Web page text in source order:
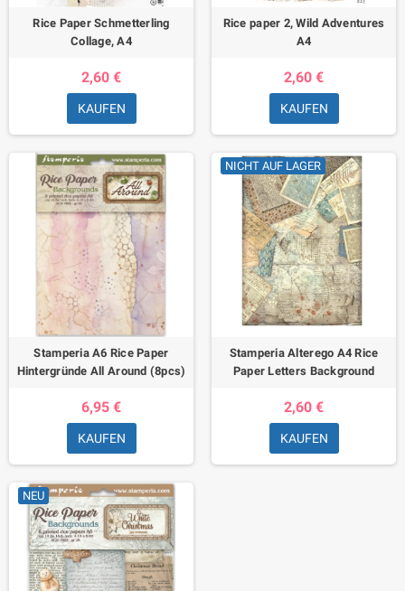
Rice Paper Schmetterling
Collage, A4
2,60 €
KAUFEN
Rice paper 2, Wild Adventures
A4
2,60 €
KAUFEN
Stamperia A6 Rice Paper
Hintergründe All Around (8pcs)
6,95 €
KAUFEN
NICHT AUF LAGER
Stamperia Alterego A4 Rice
Paper Letters Background
2,60 €
KAUFEN
NEU